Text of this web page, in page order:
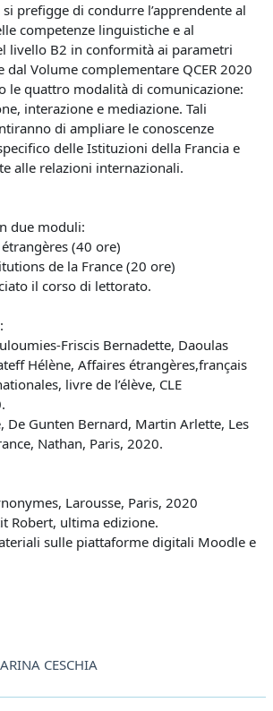
prefigge di condurre l’apprendente al
competenze linguistiche e al
livello B2 in conformità ai parametri
dal Volume complementare QCER 2020
le quattro modalità di comunicazione:
interazione e mediazione. Tali
di ampliare le conoscenze
delle Istituzioni della Francia e
alle relazioni internazionali.
due moduli:
(40 ore)
de la France (20 ore)
il corso di lettorato.
Friscis Bernadette, Daoulas
Hélène, Affaires étrangères,français
livre de l’élève, CLE
De Gunten Bernard, Martin Arlette, Les
Nathan, Paris, 2020.
Larousse, Paris, 2020
Robert, ultima edizione.
sulle piattaforme digitali Moodle e
CESCHIA